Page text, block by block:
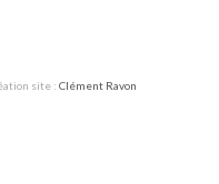
site : Clément Ravon